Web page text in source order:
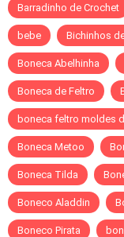
Barradinho de Crochet
bebe Bichinhos
Boneca Abelhinha
Boneca de Feltro
boneca feltro moldes
Boneca Metoo
Boneca Tilda
Boneco Aladdin
Boneco Pirata